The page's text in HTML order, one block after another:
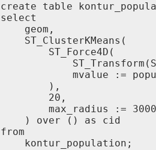
create table
select
    geom,
    ST_ClusterKMeans(
        ST_Force4D(
mvalue :=
        ),
20,
max_radius :=
    ) over () as cid
from
    kontur_population;